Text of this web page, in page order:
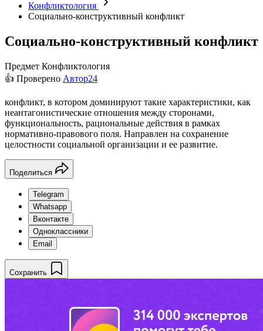
Конфликтология
Социально-конструктивный конфликт
Социально-конструктивный конфликт
Предмет Конфликтология
👍 Проверено Автор24
конфликт, в котором доминируют такие характеристики, как
неантагонистические отношения между сторонами,
функциональность, рациональные действия в рамках
нормативно-правового поля. Направлен на сохранение
целостности социальной организации и ее развитие.
Поделиться
Telegram
Whatsapp
Вконтакте
Одноклассники
Email
Сохранить